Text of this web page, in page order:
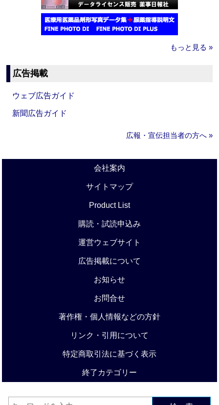
もっと見る »
広告掲載
ウェブ広告ガイド
新聞広告ガイド
広報・宣伝担当者の方へ »
会社案内
サイトマップ
Product List
購読・試読申込み
運営ウェブサイト
広告掲載について
お知らせ
お問合せ
著作権・個人情報などの方針
リンク・引用について
特定商取引法に基づく表示
終了カテゴリー